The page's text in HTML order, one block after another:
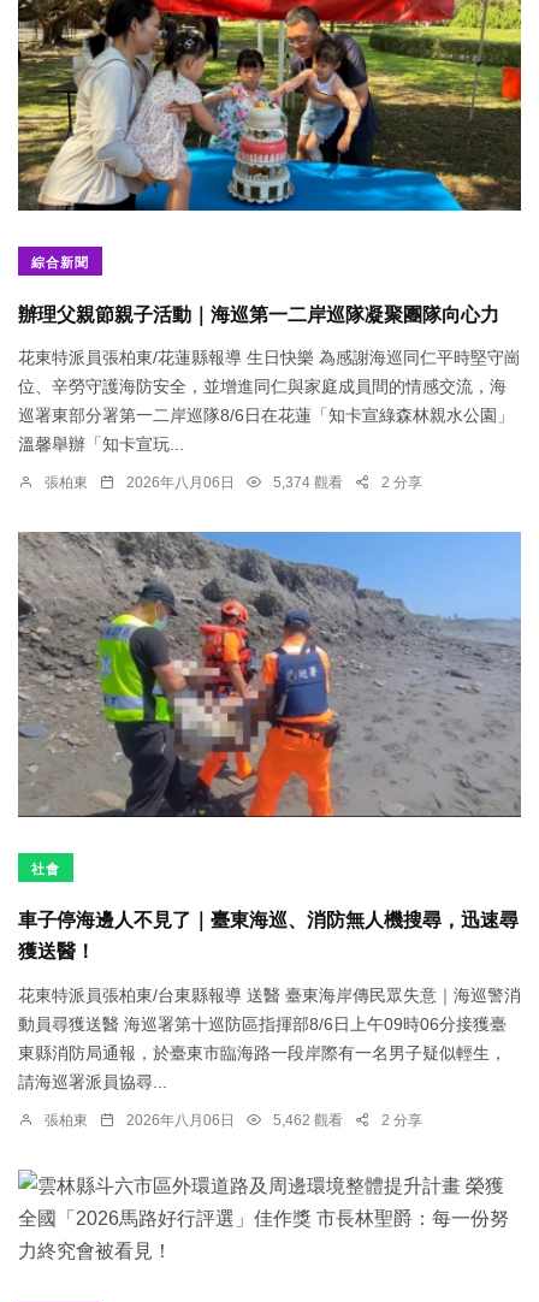
綜合新聞
辦理父親節親子活動｜海巡第一二岸巡隊凝聚團隊向心力
花東特派員張柏東/花蓮縣報導 生日快樂 為感謝海巡同仁平時堅守崗
位、辛勞守護海防安全，並增進同仁與家庭成員間的情感交流，海
巡署東部分署第一二岸巡隊8/6日在花蓮「知卡宣綠森林親水公園」
溫馨舉辦「知卡宣玩...
張柏東 2026年八月06日 5,374 觀看 2 分享
社會
車子停海邊人不見了｜臺東海巡、消防無人機搜尋，迅速尋
獲送醫！
花東特派員張柏東/台東縣報導 送醫 臺東海岸傳民眾失意｜海巡警消
動員尋獲送醫 海巡署第十巡防區指揮部8/6日上午09時06分接獲臺
東縣消防局通報，於臺東市臨海路一段岸際有一名男子疑似輕生，
請海巡署派員協尋...
張柏東 2026年八月06日 5,462 觀看 2 分享